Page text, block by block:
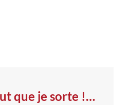
que je sorte !…